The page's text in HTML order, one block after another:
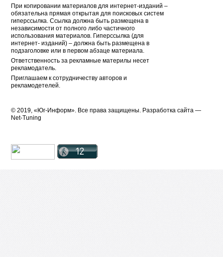
При копировании материалов для интернет-изданий –
обязательна прямая открытая для поисковых систем
гиперссылка. Ссылка должна быть размещена в
независимости от полного либо частичного
использования материалов. Гиперссылка (для
интернет- изданий) – должна быть размещена в
подзаголовке или в первом абзаце материала.
Ответственность за рекламные материлы несет
рекламодатель.
Приглашаем к сотрудничеству авторов и
рекламодетелей.
© 2019, «Юг-Информ». Все права защищены. Разработка cайта —
Net-Tuning